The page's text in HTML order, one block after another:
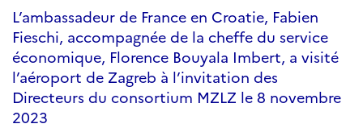
L’ambassadeur de France en Croatie, Fabien
Fieschi, accompagnée de la cheffe du service
économique, Florence Bouyala Imbert, a visité
l’aéroport de Zagreb à l’invitation des
Directeurs du consortium MZLZ le 8 novembre
2023